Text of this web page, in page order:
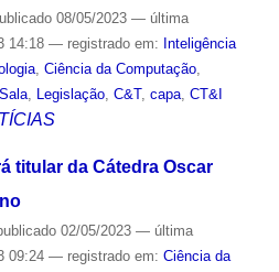
08/05/2023 — última
14:18 — registrado em: Inteligência
, Ciência da Computação,
, Legislação, C&T, capa, CT&I
titular da Cátedra Oscar
02/05/2023 — última
09:24 — registrado em: Ciência da